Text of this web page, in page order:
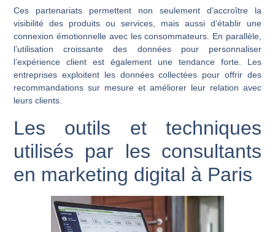
Ces partenariats permettent non seulement d’accroître la
visibilité des produits ou services, mais aussi d’établir une
connexion émotionnelle avec les consommateurs. En parallèle,
l’utilisation croissante des données pour personnaliser
l’expérience client est également une tendance forte. Les
entreprises exploitent les données collectées pour offrir des
recommandations sur mesure et améliorer leur relation avec
leurs clients.
Les outils et techniques
utilisés par les consultants
en marketing digital à Paris